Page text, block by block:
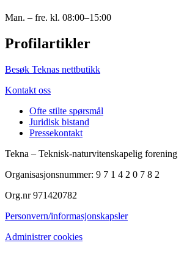
Man. – fre. kl. 08:00–15:00
Profilartikler
Besøk Teknas nettbutikk
Kontakt oss
Ofte stilte spørsmål
Juridisk bistand
Pressekontakt
Tekna – Teknisk-naturvitenskapelig forening
Organisasjonsnummer: 9 7 1 4 2 0 7 8 2
Org.nr 971420782
Personvern/informasjonskapsler
Administrer cookies